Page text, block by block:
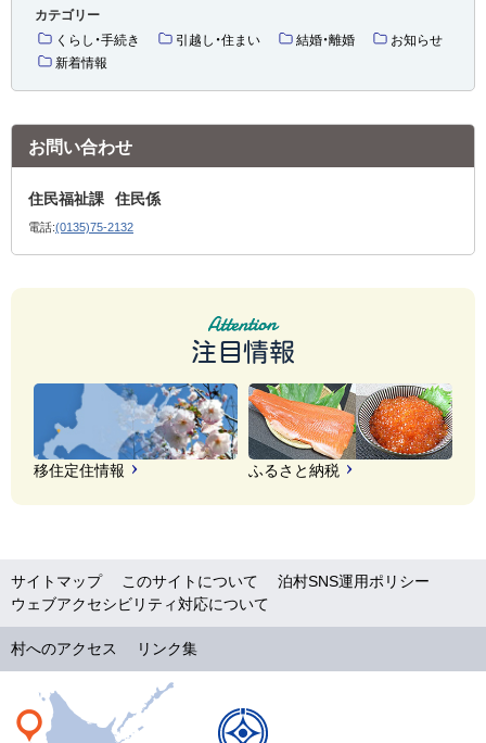
カテゴリー
くらし・手続き
引越し・住まい 結婚・離婚
お知らせ
新着情報
お問い合わせ
住民福祉課 住民係
電話:(0135)75-2132
注目情報
移住定住情報 ふるさと納税
サイトマップ このサイトについて
泊村SNS運用ポリシー
ウェブアクセシビリティ対応について
村へのアクセス リンク集